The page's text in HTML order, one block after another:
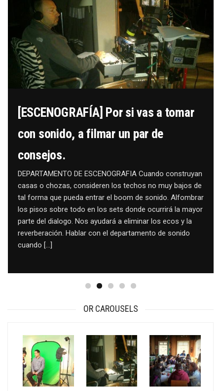
[ESCENOGRAFÍA] Por si vas a tomar
con sonido, a filmar un par de
consejos.
DEPARTAMENTO DE ESCENOGRAFIA Cuando construyan
casas o chozas, consideren los techos no muy bajos de
tal forma que pueda entrar el boom de sonido. Alfombrar
los pisos sobre todo en los sets donde ocurrirá la mayor
parte del dialogo. Nos ayudará a eliminar los ecos y la
reverberación. Hablar con el departamento de sonido
cuando […]
OR CAROUSELS